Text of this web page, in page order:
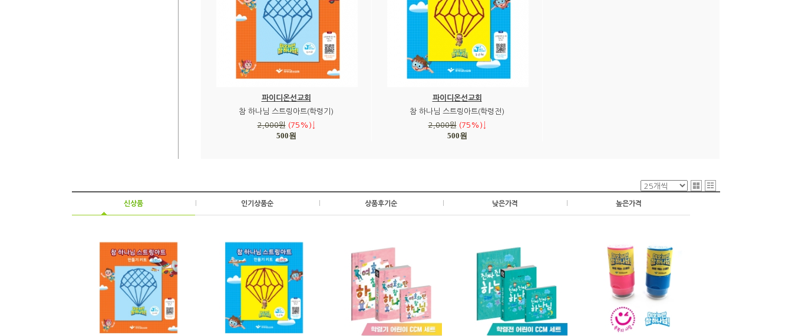
파이디온선교회
참 하나님 스트링아트(학령기)
2,000원 (75%)↓
500원
파이디온선교회
참 하나님 스트링아트(학령전)
2,000원 (75%)↓
500원
신상품 인기상품순 상품후기순 낮은가격 높은가격